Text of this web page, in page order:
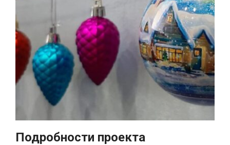
Подробности проекта